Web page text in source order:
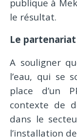
publique à
le résultat.
Le
A souligner
l’eau, qui se
place d’un
contexte de
dans le
l’installation